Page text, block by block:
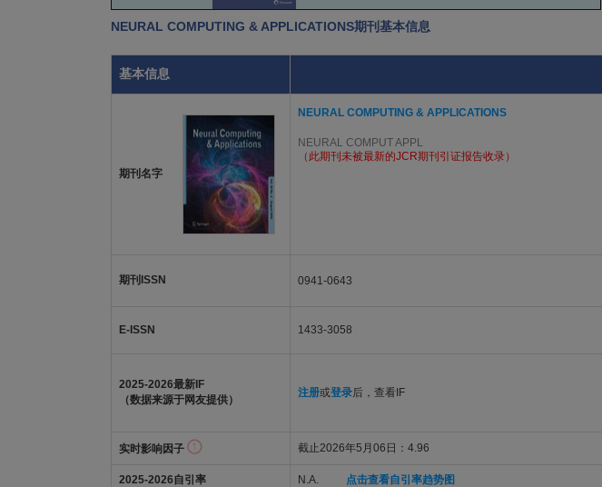
NEURAL COMPUTING & APPLICATIONS期刊基本信息
基本信息
期刊名字
NEURAL COMPUTING & APPLICATIONS
NEURAL COMPUT APPL
（此期刊未被最新的JCR期刊引证报告收录）
期刊ISSN 0941-0643
E-ISSN 1433-3058
2025-2026最新IF
（数据来源于网友提供）
注册或登录后，查看IF
实时影响因子 截止2026年5月06日：4.96
2025-2026自引率 N.A. 点击查看自引率趋势图